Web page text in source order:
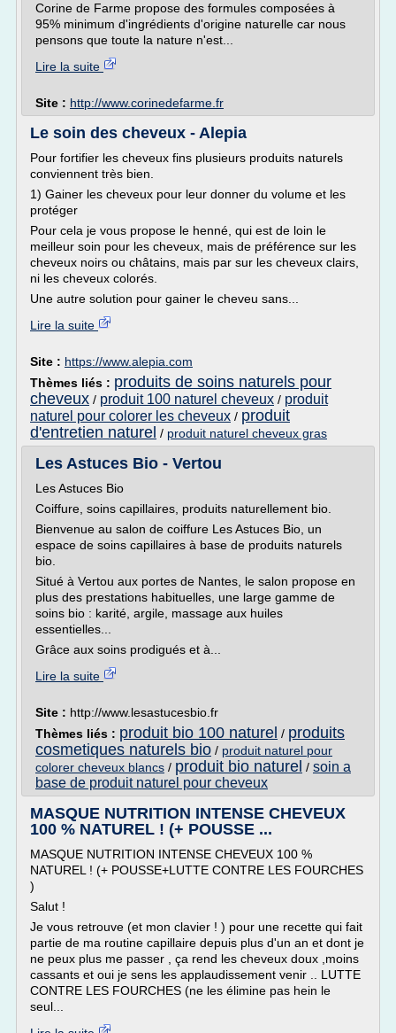
Corine de Farme propose des formules composées à
95% minimum d'ingrédients d'origine naturelle car nous
pensons que toute la nature n'est...
Lire la suite
Site : http://www.corinedefarme.fr
Le soin des cheveux - Alepia
Pour fortifier les cheveux fins plusieurs produits naturels
conviennent très bien.
1) Gainer les cheveux pour leur donner du volume et les
protéger
Pour cela je vous propose le henné, qui est de loin le
meilleur soin pour les cheveux, mais de préférence sur les
cheveux noirs ou châtains, mais par sur les cheveux clairs,
ni les cheveux colorés.
Une autre solution pour gainer le cheveu sans...
Lire la suite
Site : https://www.alepia.com
Thèmes liés : produits de soins naturels pour
cheveux / produit 100 naturel cheveux / produit
naturel pour colorer les cheveux / produit
d'entretien naturel / produit naturel cheveux gras
Les Astuces Bio - Vertou
Les Astuces Bio
Coiffure, soins capillaires, produits naturellement bio.
Bienvenue au salon de coiffure Les Astuces Bio, un
espace de soins capillaires à base de produits naturels
bio.
Situé à Vertou aux portes de Nantes, le salon propose en
plus des prestations habituelles, une large gamme de
soins bio : karité, argile, massage aux huiles
essentielles...
Grâce aux soins prodigués et à...
Lire la suite
Site : http://www.lesastucesbio.fr
Thèmes liés : produit bio 100 naturel / produits
cosmetiques naturels bio / produit naturel pour
colorer cheveux blancs / produit bio naturel / soin a
base de produit naturel pour cheveux
MASQUE NUTRITION INTENSE CHEVEUX
100 % NATUREL ! (+ POUSSE ...
MASQUE NUTRITION INTENSE CHEVEUX 100 %
NATUREL ! (+ POUSSE+LUTTE CONTRE LES FOURCHES
)
Salut !
Je vous retrouve (et mon clavier ! ) pour une recette qui fait
partie de ma routine capillaire depuis plus d'un an et dont je
ne peux plus me passer , ça rend les cheveux doux ,moins
cassants et oui je sens les applaudissement venir .. LUTTE
CONTRE LES FOURCHES (ne les élimine pas hein le
seul...